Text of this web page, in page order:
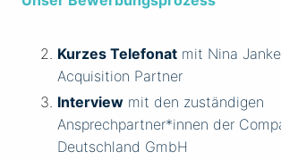
Kurzes Telefonat mit Nina
Acquisition Partner
Interview mit den zuständigen
Ansprechpartner*innen der
Deutschland GmbH